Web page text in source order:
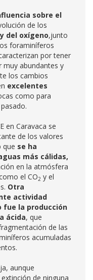
sobre el
de los
del oxígeno,junto
foraminíferos
por tener
muy abundantes y
los cambios
excelentes
como para
en Caravaca se
de los valores
que se ha
más cálidas,
en la atmósfera
el CO2 y el
Otra
actividad
fue la producción
ácida, que
de las
acumuladas
aunque
de ninguna